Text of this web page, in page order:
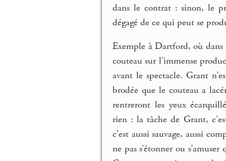
dans le contrat : sinon, le
dégagé de ce qui peut se
Exemple à Dartford, où dans
couteau sur l’immense
avant le spectacle. Grant
brodée que le couteau a
rentreront les yeux
rien : la tâche de Grant,
c’est aussi sauvage, aussi
ne pas s’étonner ou